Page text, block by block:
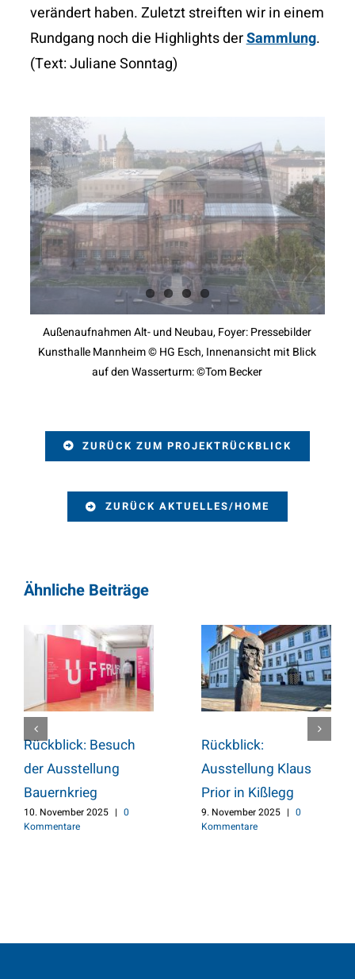
verändert haben. Zuletzt streiften wir in einem
Rundgang noch die Highlights derSammlung.
(Text: Juliane Sonntag)
Außenaufnahmen Alt- und Neubau, Foyer: Pressebilder
Kunsthalle Mannheim © HG Esch, Innenansicht mit Blick
auf den Wasserturm: ©Tom Becker
ZURÜCK ZUM PROJEKTRÜCKBLICK
ZURÜCK AKTUELLES/HOME
Ähnliche Beiträge
Rückblick: Besuch
der Ausstellung
Bauernkrieg
10. November 2025 | 0
Kommentare
Rückblick:
Ausstellung Klaus
Prior in Kißlegg
9. November 2025 | 0
Kommentare